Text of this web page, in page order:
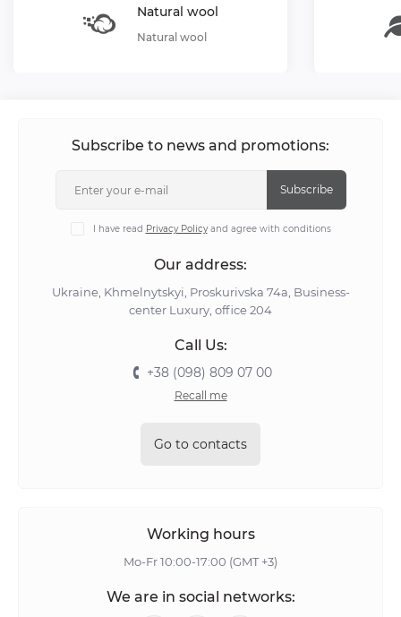
Natural wool
Natural wool
Subscribe to news and promotions:
Subscribe
I have read Privacy Policyand agree with conditions
Our address:
Ukraine, Khmelnytskyi, Proskurivska 74а, Business-
center Luxury, office 204
Call Us:
+38 (098) 809 07 00
Recall me
Go to contacts
Working hours
Mo-Fr 10:00-17:00 (GMT +3)
We are in social networks: